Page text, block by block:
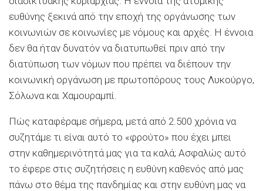
ευθύνης ξεκινά από την εποχή της οργάνωσης των
κοινωνιών σε κοινωνίες με νόμους και αρχές. Η έννοια
δεν θα ήταν δυνατόν να διατυπωθεί πριν από την
διατύπωση των νόμων που πρέπει να διέπουν την
κοινωνική οργάνωση με πρωτοπόρους τους Λυκούργο,
Σόλωνα και Χαμουραμπί.
Πώς καταφέραμε σήμερα, μετά από 2.500 χρόνια να
συζητάμε τι είναι αυτό το «φρούτο» που έχει μπει
στην καθημερινότητά μας για τα καλά; Ασφαλώς αυτό
το έφερε στις συζητήσεις η ευθύνη καθενός από μας
πάνω στο θέμα της πανδημίας και στην ευθύνη μας να